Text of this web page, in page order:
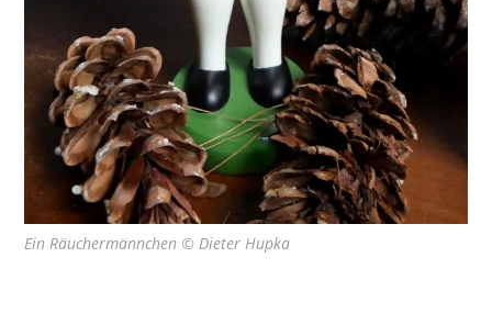
Ein Räuchermännchen © Dieter Hupka